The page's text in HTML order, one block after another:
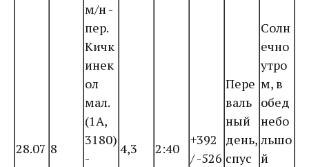
28.07 8
м/н -
пер.
Кичк
инек
ол
мал.
(1А,
3180)
-
4,3 2:40
+392
/ -526
Пере
валь
ный
день,
спус
Солн
ечно
утро
м, в
обед
небо
льшо
й